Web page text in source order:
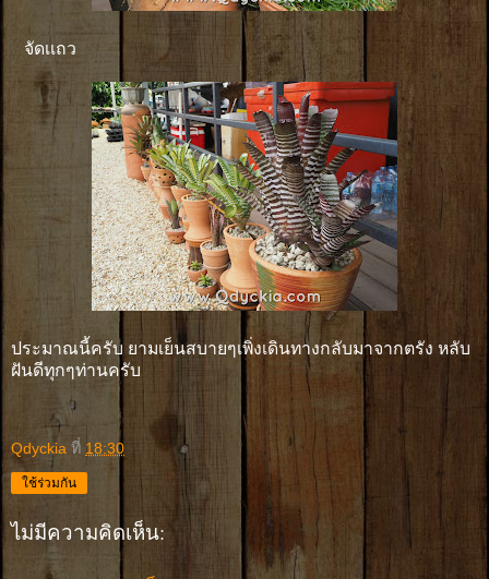
จัดเเถว
ประมาณนี้ครับ ยามเย็นสบายๆเพิ่งเดินทางกลับมาจากตรัง หลับ
ฝันดีทุกๆท่านครับ
Qdyckia ที่ 18:30
ใช้ร่วมกัน
ไม่มีความคิดเห็น: